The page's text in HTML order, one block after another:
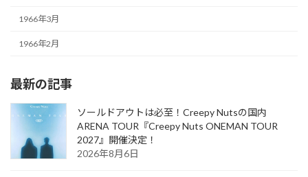
1966年3月
1966年2月
最新の記事
ソールドアウトは必至！Creepy Nutsの国内
ARENA TOUR『Creepy Nuts ONEMAN TOUR
2027』開催決定！
2026年8月6日